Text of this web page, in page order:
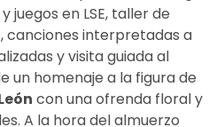
juegos en LSE, taller de
canciones interpretadas a
y visita guiada al
un homenaje a la figura de
con una ofrenda floral y
A la hora del almuerzo